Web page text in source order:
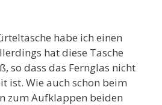
habe ich einen
hat diese Tasche
so dass das Fernglas nicht
ist. Wie auch schon beim
zum Aufklappen beiden